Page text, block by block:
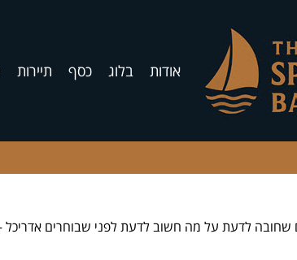
אודות בלוג כסף תיירות